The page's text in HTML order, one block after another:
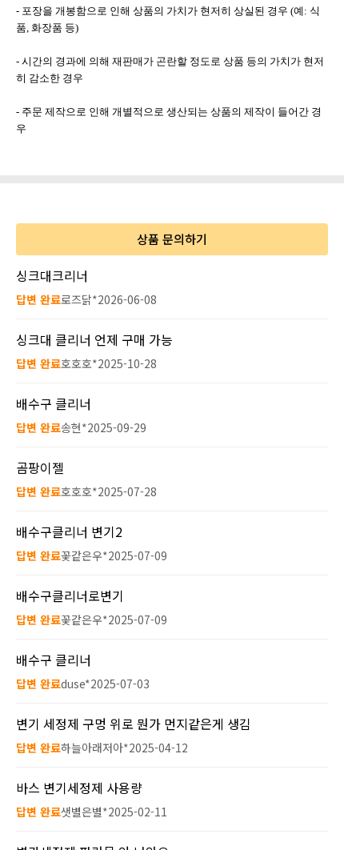
- 포장을 개봉함으로 인해 상품의 가치가 현저히 상실된 경우 (예: 식
품, 화장품 등)
- 시간의 경과에 의해 재판매가 곤란할 정도로 상품 등의 가치가 현저
히 감소한 경우
- 주문 제작으로 인해 개별적으로 생산되는 상품의 제작이 들어간 경
우
상품 문의하기
싱크대크리너
답변 완료로즈닭*2026-06-08
싱크대 클리너 언제 구매 가능
답변 완료호호호*2025-10-28
배수구 클리너
답변 완료송현*2025-09-29
곰팡이젤
답변 완료호호호*2025-07-28
배수구클리너 변기2
답변 완료꽃같은우*2025-07-09
배수구클리너로변기
답변 완료꽃같은우*2025-07-09
배수구 클리너
답변 완료duse*2025-07-03
변기 세정제 구멍 위로 뭔가 먼지같은게 생김
답변 완료하늘아래저아*2025-04-12
바스 변기세정제 사용량
답변 완료샛별은별*2025-02-11